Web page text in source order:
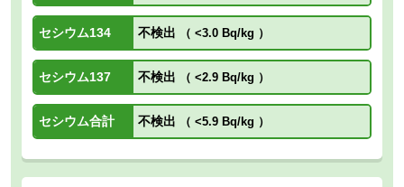
セシウム134 不検出 （ <3.0 Bq/kg ）
セシウム137 不検出 （ <2.9 Bq/kg ）
セシウム合計 不検出 （ <5.9 Bq/kg ）